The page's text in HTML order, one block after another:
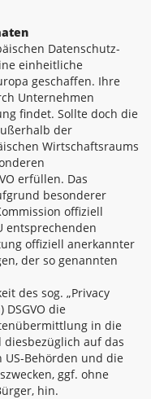
Datenschutz-
einheitliche
geschaffen. Ihre
Unternehmen
findet. Sollte doch die
der
Wirtschaftsraums
erfüllen. Das
besonderer
offiziell
entsprechenden
offiziell anerkannter
der so genannten
des sog. „Privacy
DSGVO die
in die
diesbezüglich auf das
US-Behörden und die
ggf. ohne
hin.